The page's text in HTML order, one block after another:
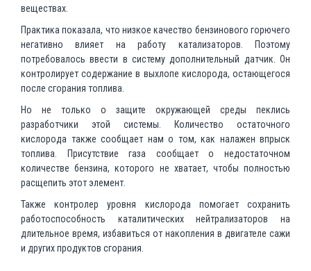
веществах.
Практика показала, что низкое качество бензинового горючего
негативно влияет на работу катализаторов. Поэтому
потребовалось ввести в систему дополнительный датчик. Он
контролирует содержание в выхлопе кислорода, остающегося
после сгорания топлива.
Но не только о защите окружающей среды пеклись
разработчики этой системы. Количество остаточного
кислорода также сообщает нам о том, как налажен впрыск
топлива. Присутствие газа сообщает о недостаточном
количестве бензина, которого не хватает, чтобы полностью
расщепить этот элемент.
Также контролер уровня кислорода помогает сохранить
работоспособность каталитических нейтрализаторов на
длительное время, избавиться от накопления в двигателе сажи
и других продуктов сгорания.